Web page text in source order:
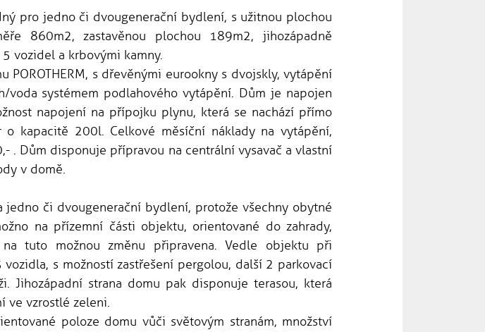
pro jedno či dvougenerační bydlení, s užitnou plochou
860m2, zastavěnou plochou 189m2, jihozápadně
vozidel a krbovými kamny.
s dřevěnými eurookny s dvojskly, vytápění
systémem podlahového vytápění. Dům je napojen
napojení na přípojku plynu, která se nachází přímo
kapacitě 200l. Celkové měsíční náklady na vytápění,
. Dům disponuje přípravou na centrální vysavač a vlastní
v domě.
či dvougenerační bydlení, protože všechny obytné
na přízemní části objektu, orientované do zahrady,
tuto možnou změnu připravena. Vedle objektu při
s možností zastřešení pergolou, další 2 parkovací
strana domu pak disponuje terasou, která
ve vzrostlé zeleni.
poloze domu vůči světovým stranám, množství